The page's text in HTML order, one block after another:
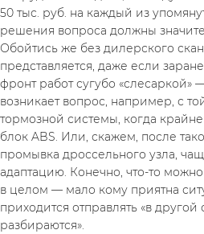
50 тыс. руб. на каждый из
решения вопроса должны
Обойтись же без дилерского
представляется, даже если
фронт работ сугубо «слесаркой»
возникает вопрос, например, с
тормозной системы, когда
блок ABS. Или, скажем, после
промывка дроссельного узла,
адаптацию. Конечно, что-то
в целом — мало кому приятна
приходится отправлять «в
разбираются».